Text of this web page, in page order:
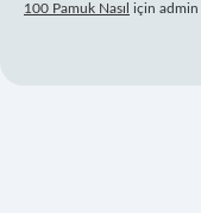
100 Pamuk Nasıl için admin